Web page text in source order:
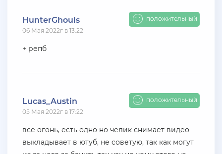
Куплю жирные акки на Advance rp Blue
+ 10 руб 07 Июля 2026г в 20:56
+ 11 руб 06 Июля 2026г в 23:48
Подгоните акк на каса гранде
HunterGhouls
06 Мая 2022г в 13:22
положительный
+ репб
Lucas_Austin
05 Мая 2022г в 17:22
положительный
все огонь, есть одно но челик снимает видео
выкладывает в ютуб, не советую, так как могут